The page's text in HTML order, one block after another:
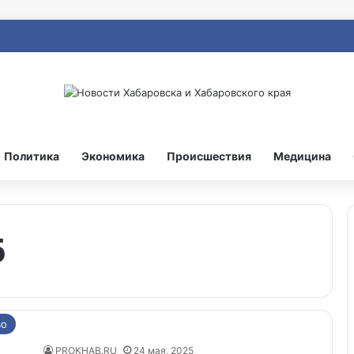
Политика Экономика Происшествия Медицина
PROKHAB.RU 24 мая, 2025